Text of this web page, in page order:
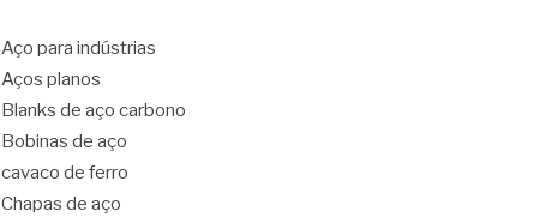
Aço para indústrias
Aços planos
Blanks de aço carbono
Bobinas de aço
cavaco de ferro
Chapas de aço